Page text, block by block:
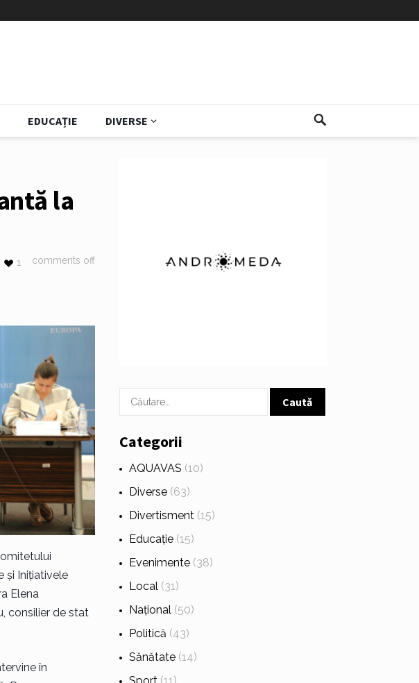
EDUCAȚIE DIVERSE
la
comments off
1
și Inițiativele
Elena
consilier de stat
în
Caută
Categorii
AQUAVAS (10)
Diverse(63)
Divertisment(15)
Educație(15)
Evenimente(38)
Local(31)
Național(50)
Politică (43)
Sănătate(14)